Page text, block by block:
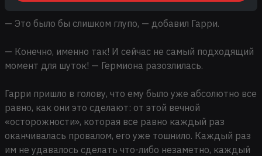
— Это было бы слишком глупо, — добавил Гарри.
— Конечно, именно так! И сейчас не самый подходящий
момент для шуток! — Гермиона разозлилась.
Гарри пришло в голову, что ему было уже абсолютно все
равно, как они это сделают: от этой вечной
«осторожности», которая все равно каждый раз
оканчивалась провалом, его уже тошнило. Каждый раз
им не удавалось сделать что-либо незаметно, каждый